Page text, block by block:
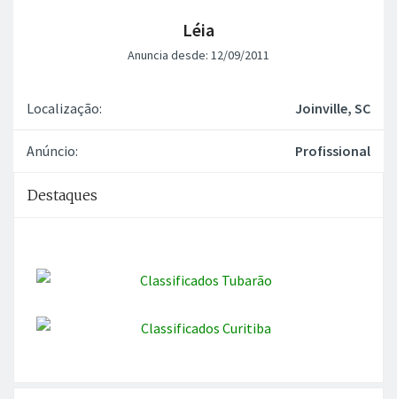
Léia
Anuncia desde: 12/09/2011
Localização: Joinville, SC
Anúncio: Profissional
Destaques